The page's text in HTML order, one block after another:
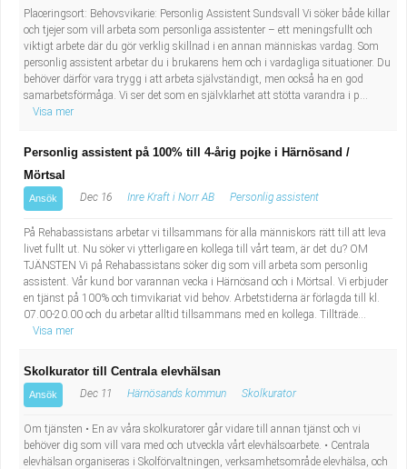
Placeringsort: Behovsvikarie: Personlig Assistent Sundsvall Vi söker både killar
och tjejer som vill arbeta som personliga assistenter – ett meningsfullt och
viktigt arbete där du gör verklig skillnad i en annan människas vardag. Som
personlig assistent arbetar du i brukarens hem och i vardagliga situationer. Du
behöver därför vara trygg i att arbeta självständigt, men också ha en god
samarbetsförmåga. Vi ser det som en självklarhet att stötta varandra i p...
Visa mer
Personlig assistent på 100% till 4-årig pojke i Härnösand /
Mörtsal
Ansök Dec 16 Inre Kraft i Norr AB Personlig assistent
På Rehabassistans arbetar vi tillsammans för alla människors rätt till att leva
livet fullt ut. Nu söker vi ytterligare en kollega till vårt team, är det du? OM
TJÄNSTEN Vi på Rehabassistans söker dig som vill arbeta som personlig
assistent. Vår kund bor varannan vecka i Härnösand och i Mörtsal. Vi erbjuder
en tjänst på 100% och timvikariat vid behov. Arbetstiderna är förlagda till kl.
07.00-20.00 och du arbetar alltid tillsammans med en kollega. Tillträde...
Visa mer
Skolkurator till Centrala elevhälsan
Ansök Dec 11 Härnösands kommun Skolkurator
Om tjänsten • En av våra skolkuratorer går vidare till annan tjänst och vi
behöver dig som vill vara med och utveckla vårt elevhälsoarbete. • Centrala
elevhälsan organiseras i Skolförvaltningen, verksamhetsområde elevhälsa, och